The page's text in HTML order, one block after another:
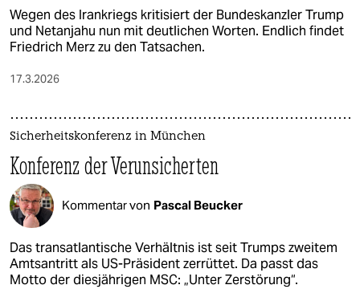
Wegen des Irankriegs kritisiert der Bundeskanzler Trump
und Netanjahu nun mit deutlichen Worten. Endlich findet
Friedrich Merz zu den Tatsachen.
17.3.2026
Sicherheitskonferenz in München
Konferenz der Verunsicherten
Kommentar von Pascal Beucker
Das transatlantische Verhältnis ist seit Trumps zweitem
Amtsantritt als US-Präsident zerrüttet. Da passt das
Motto der diesjährigen MSC: „Unter Zerstörung“.